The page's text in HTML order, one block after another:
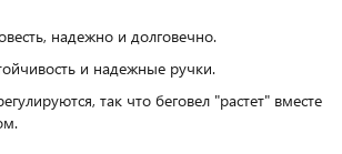
надежно и долговечно.
и надежные ручки.
так что беговел "растет" вместе